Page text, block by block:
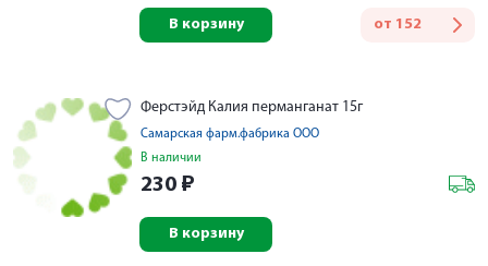
от 152
В корзину
Ферстэйд Калия перманганат 15г
Самарская фарм.фабрика ООО
В наличии
230 ₽
В корзину